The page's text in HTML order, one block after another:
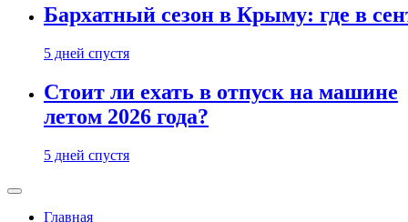
Бархатный сезон в Крыму: где в
5 дней спустя
Стоит ли ехать в отпуск на машине
летом 2026 года?
5 дней спустя
Главная